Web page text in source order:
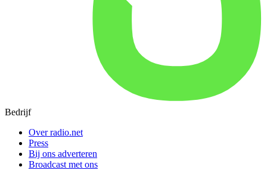
Bedrijf
Over radio.net
Press
Bij ons adverteren
Broadcast met ons